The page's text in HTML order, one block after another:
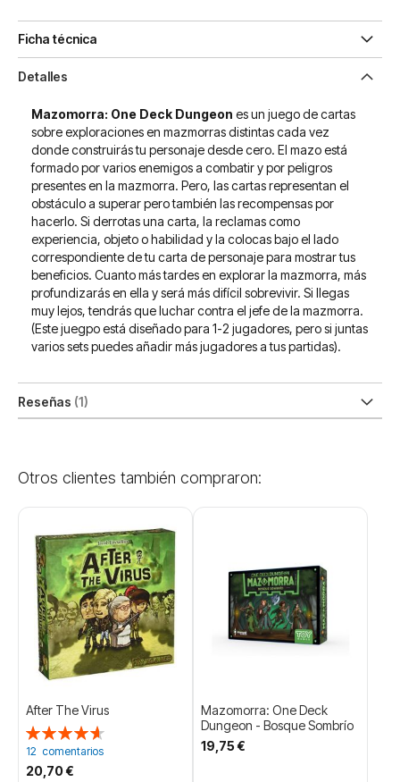
Ficha técnica
Detalles
Mazomorra: One Deck Dungeon es un juego de cartas
sobre exploraciones en mazmorras distintas cada vez
donde construirás tu personaje desde cero. El mazo está
formado por varios enemigos a combatir y por peligros
presentes en la mazmorra. Pero, las cartas representan el
obstáculo a superar pero también las recompensas por
hacerlo. Si derrotas una carta, la reclamas como
experiencia, objeto o habilidad y la colocas bajo el lado
correspondiente de tu carta de personaje para mostrar tus
beneficios. Cuanto más tardes en explorar la mazmorra, más
profundizarás en ella y será más difícil sobrevivir. Si llegas
muy lejos, tendrás que luchar contra el jefe de la mazmorra.
(Este juegpo está diseñado para 1-2 jugadores, pero si juntas
varios sets puedes añadir más jugadores a tus partidas).
Reseñas 1
Otros clientes también compraron:
After The Virus
Valoración:
93%
12 comentarios
20,70 €
Mazomorra: One Deck
Dungeon - Bosque Sombrío
19,75 €